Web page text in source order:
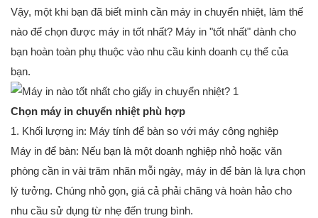
Vậy, một khi bạn đã biết mình cần máy in chuyển nhiệt, làm thế
nào để chọn được máy in tốt nhất? Máy in "tốt nhất" dành cho
bạn hoàn toàn phụ thuộc vào nhu cầu kinh doanh cụ thể của
bạn.
Chọn máy in chuyển nhiệt phù hợp
1. Khối lượng in: Máy tính để bàn so với máy công nghiệp
Máy in để bàn: Nếu bạn là một doanh nghiệp nhỏ hoặc văn
phòng cần in vài trăm nhãn mỗi ngày, máy in để bàn là lựa chọn
lý tưởng. Chúng nhỏ gọn, giá cả phải chăng và hoàn hảo cho
nhu cầu sử dụng từ nhẹ đến trung bình.